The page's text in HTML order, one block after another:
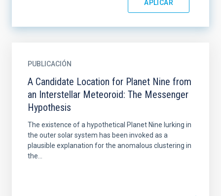
PUBLICACIÓN
A Candidate Location for Planet Nine from
an Interstellar Meteoroid: The Messenger
Hypothesis
The existence of a hypothetical Planet Nine lurking in
the outer solar system has been invoked as a
plausible explanation for the anomalous clustering in
the...